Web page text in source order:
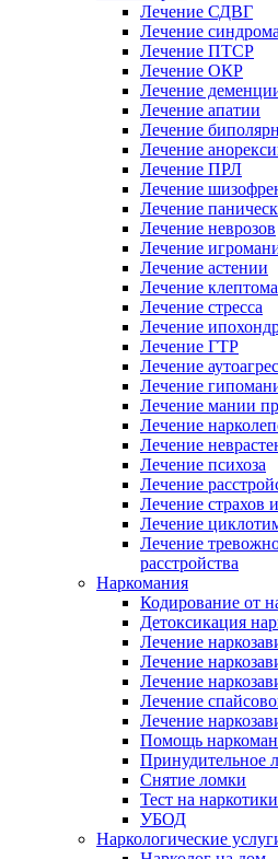
Лечение СДВГ
Лечение
Лечение ПТСР
Лечение ОКР
Лечение
Лечение апатии
Лечение
Лечение
Лечение ПРЛ
Лечение
Лечение
Лечение неврозов
Лечение
Лечение астении
Лечение
Лечение стресса
Лечение
Лечение ГТР
Лечение
Лечение
Лечение мании
Лечение
Лечение
Лечение психоза
Лечение
Лечение страхов
Лечение
Лечение
расстройства
Наркомания
Кодирование от
Детоксикация
Лечение
Лечение
Лечение
Лечение
Лечение
Помощь
Принудительное
Снятие ломки
Тест на
УБОД
Наркологические